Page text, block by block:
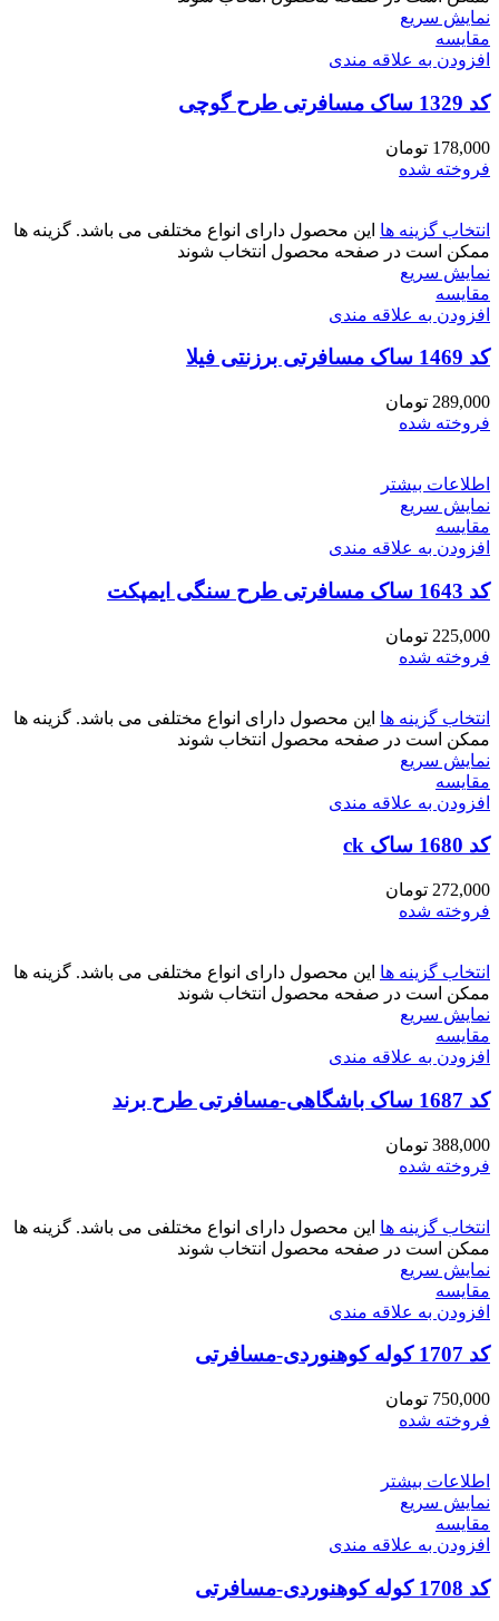
نمایش سریع
مقايسه
افزودن به علاقه مندی
کد 1329 ساک مسافرتی طرح گوچی
178,000 تومان
فروخته شده
انتخاب گزینه ها این محصول دارای انواع مختلفی می باشد. گزینه ها
ممکن است در صفحه محصول انتخاب شوند
نمایش سریع
مقايسه
افزودن به علاقه مندی
کد 1469 ساک مسافرتی برزنتی فیلا
289,000 تومان
فروخته شده
اطلاعات بیشتر
نمایش سریع
مقايسه
افزودن به علاقه مندی
کد 1643 ساک مسافرتی طرح سنگی ایمپکت
225,000 تومان
فروخته شده
انتخاب گزینه ها این محصول دارای انواع مختلفی می باشد. گزینه ها
ممکن است در صفحه محصول انتخاب شوند
نمایش سریع
مقايسه
افزودن به علاقه مندی
کد 1680 ساک ck
272,000 تومان
فروخته شده
انتخاب گزینه ها این محصول دارای انواع مختلفی می باشد. گزینه ها
ممکن است در صفحه محصول انتخاب شوند
نمایش سریع
مقايسه
افزودن به علاقه مندی
کد 1687 ساک باشگاهی-مسافرتی طرح برند
388,000 تومان
فروخته شده
انتخاب گزینه ها این محصول دارای انواع مختلفی می باشد. گزینه ها
ممکن است در صفحه محصول انتخاب شوند
نمایش سریع
مقايسه
افزودن به علاقه مندی
کد 1707 کوله کوهنوردی-مسافرتی
750,000 تومان
فروخته شده
اطلاعات بیشتر
نمایش سریع
مقايسه
افزودن به علاقه مندی
کد 1708 کوله کوهنوردی-مسافرتی